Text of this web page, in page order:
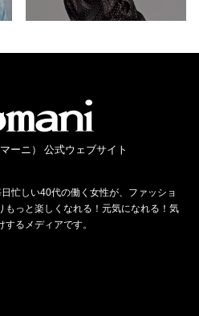
ーニ） 公式ウェブサイト
忙しい40代の働く女性が、ファッショ
っと楽しくなれる！元気になれる！気
るメディアです。